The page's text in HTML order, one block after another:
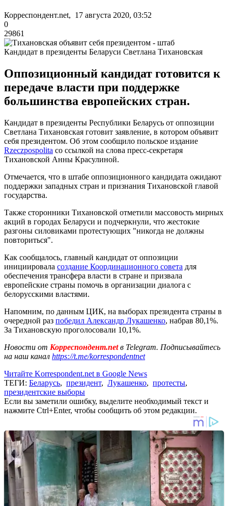
Корреспондент.net, 17 августа 2020, 03:52
0
29861
Кандидат в президенты Беларуси Светлана Тихановская
Оппозиционный кандидат готовится к
передаче власти при поддержке
большинства европейских стран.
Кандидат в президенты Республики Беларусь от оппозиции
Светлана Тихановская готовит заявление, в котором объявит
себя президентом. Об этом сообщило польское издание
Rzeczpospolita со ссылкой на слова пресс-секретаря
Тихановской Анны Красулиной.
Отмечается, что в штабе оппозиционного кандидата ожидают
поддержки западных стран и признания Тихановской главой
государства.
Также сторонники Тихановской отметили массовость мирных
акций в городах Беларуси и подчеркнули, что жестокие
разгоны силовиками протестующих "никогда не должны
повториться".
Как сообщалось, главный кандидат от оппозиции
инициировала создание Координационного совета для
обеспечения трансфера власти в стране и призвала
европейские страны помочь в организации диалога с
белорусскими властями.
Напомним, по данным ЦИК, на выборах президента страны в
очередной раз победил Александр Лукашенко, набрав 80,1%.
За Тихановскую проголосовали 10,1%.
Новости от Корреспондент.netв Telegram. Подписывайтесь
на наш канал https://t.me/korrespondentnet
Читайте Korrespondent.net в Google News
ТЕГИ: Беларусь, президент, Лукашенко, протесты,
президентские выборы
Если вы заметили ошибку, выделите необходимый текст и
нажмите Ctrl+Enter, чтобы сообщить об этом редакции.